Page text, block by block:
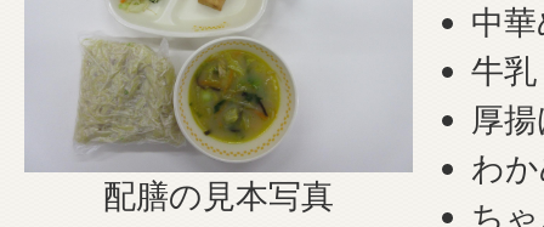
配膳の見本写真
中
牛乳
厚
わ
ち